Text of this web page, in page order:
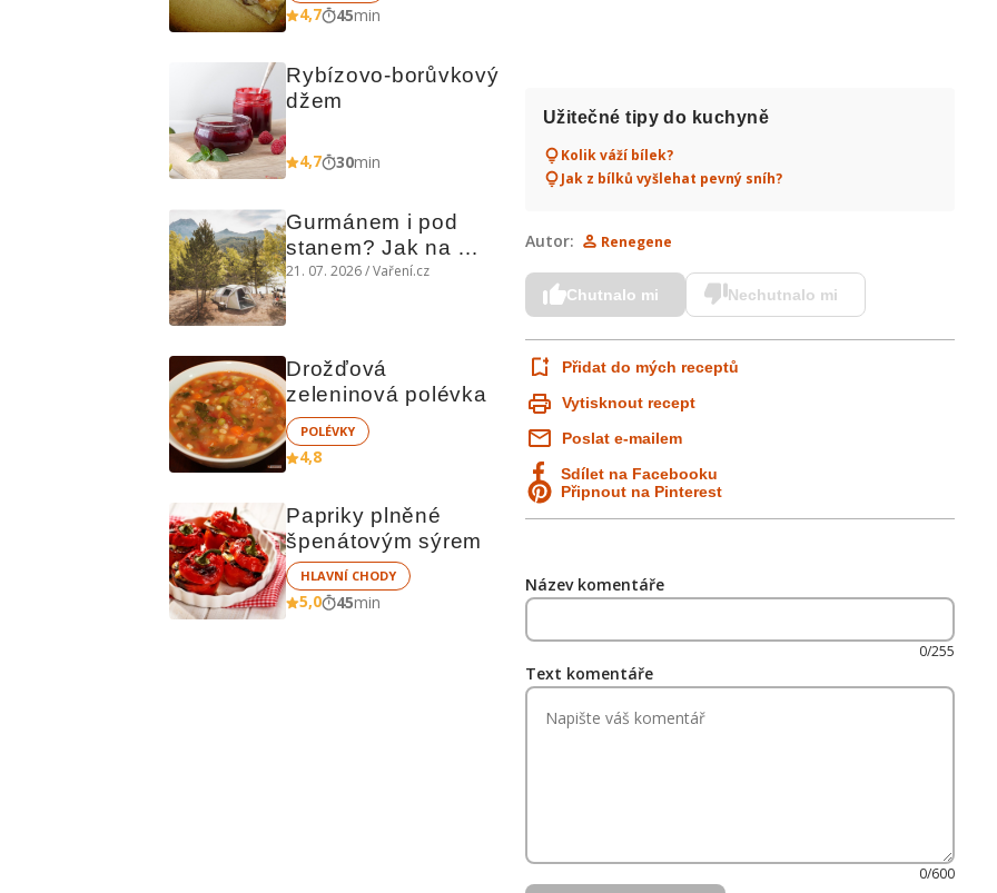
4,7 45min
Rybízovo-borůvkový
džem
4,7 30min
Gurmánem i pod
stanem? Jak na
polní kuchyni a na
21. 07. 2026 / Vaření.cz
Drožďová
zeleninová polévka
POLÉVKY
4,8
Papriky plněné
špenátovým sýrem
HLAVNÍ CHODY
5,0 45min
Užitečné tipy do kuchyně
Kolik váží bílek?
Jak z bílků vyšlehat pevný sníh?
Autor: Renegene
Chutnalo mi Nechutnalo mi
Přidat do mých receptů
Vytisknout recept
Poslat e-mailem
Sdílet na Facebooku
Připnout na Pinterest
Název komentáře
0/255
Text komentáře
0/600